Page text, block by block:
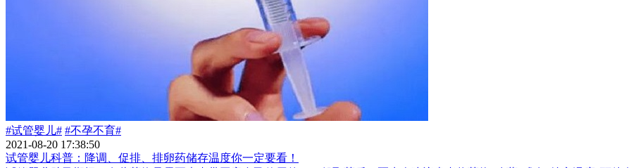
#试管婴儿# #不孕不育#
2021-08-20 17:38:50
试管婴儿科普：降调、促排、排卵药储存温度你一定要看！